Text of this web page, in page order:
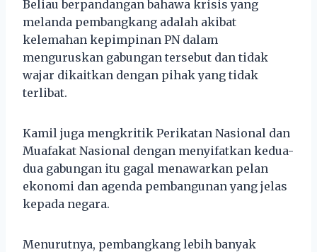
Beliau berpandangan bahawa krisis yang
melanda pembangkang adalah akibat
kelemahan kepimpinan PN dalam
menguruskan gabungan tersebut dan tidak
wajar dikaitkan dengan pihak yang tidak
terlibat.
Kamil juga mengkritik Perikatan Nasional dan
Muafakat Nasional dengan menyifatkan kedua-
dua gabungan itu gagal menawarkan pelan
ekonomi dan agenda pembangunan yang jelas
kepada negara.
Menurutnya, pembangkang lebih banyak